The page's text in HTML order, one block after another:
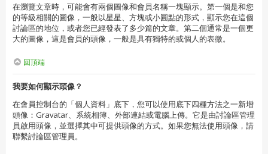
在瀏覽文章時，可能會有兩個圖像和會員名稱一塊顯示。第一個是和您
的等級相關的圖像，一般以星星、方塊或小圓點的形式，顯示您在這個
討論區的地位，或者您已經發表了多少篇的文章。第二個通常是一個更
大的圖像，這是會員的頭像，一般是具有獨特的或個人的表徵。
回頂端
我要如何顯示頭像？
在會員控制台的「個人資料」底下，您可以使用底下四種方法之一新增
頭像：Gravatar、系統相簿、外部連結或電腦上傳。它是由討論區管理
員啟用頭像，並選擇其中可提供頭像的方式。如果您無法使用頭像，請
聯繫討論區管理員。